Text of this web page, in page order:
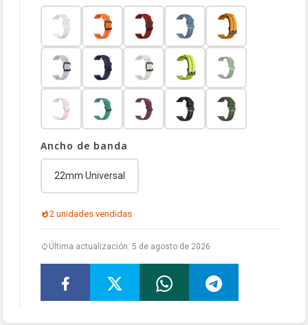
Ancho de banda
22mm Universal
2 unidades vendidas
Última actualización: 5 de agosto de 2026